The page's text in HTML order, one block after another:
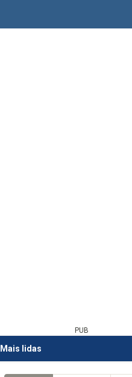
PUB
Mais lidas